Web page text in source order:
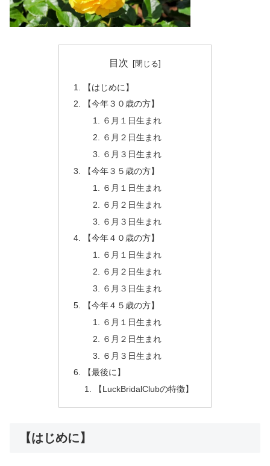
目次
【はじめに】
【今年３０歳の方】
６月１日生まれ
６月２日生まれ
６月３日生まれ
【今年３５歳の方】
６月１日生まれ
６月２日生まれ
６月３日生まれ
【今年４０歳の方】
６月１日生まれ
６月２日生まれ
６月３日生まれ
【今年４５歳の方】
６月１日生まれ
６月２日生まれ
６月３日生まれ
【最後に】
【LuckBridalClubの特徴】
【はじめに】